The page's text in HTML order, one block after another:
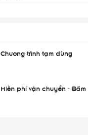
Chương trình tạm dừng
Miễn phí vận chuyển - Bấm